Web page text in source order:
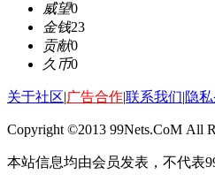
威望0
金钱23
贡献0
久币0
关于社区|广告合作|联系我们|隐
Copyright ©2013 99Nets.CoM All
本站信息均由会员发表，不代表